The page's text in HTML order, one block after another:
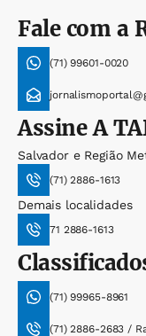
Fale com a
(71) 99601-0020
AssineA
Salvador e Região
(71) 2886-1613
Demais localidades
71 2886-1613
(71) 99965-8961
(71) 2886-2683 /